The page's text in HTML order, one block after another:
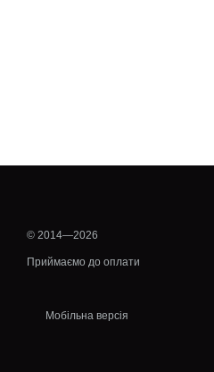
© 2014—2026
Приймаємо до оплати
Мобільна версія